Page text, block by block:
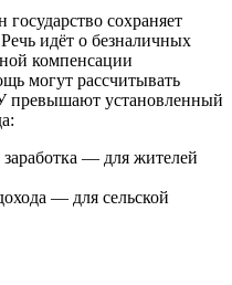
сохраняет
идёт о безналичных
компенсации
могут рассчитывать
превышают установленный
— для жителей
— для сельской